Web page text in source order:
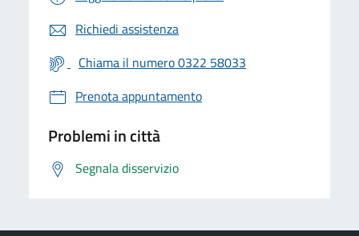
Richiedi assistenza
Chiama il numero 0322 58033
Prenota appuntamento
Problemi in città
Segnala disservizio